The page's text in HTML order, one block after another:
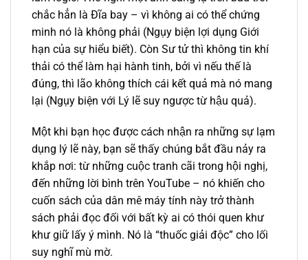
chắc hẳn là Đĩa bay – vì không ai có thể chứng
minh nó là không phải (Ngụy biện lợi dụng Giới
hạn của sự hiểu biết). Còn Sư tử thì không tin khí
thải có thể làm hại hành tinh, bởi vì nếu thế là
đúng, thì lão không thích cái kết quả mà nó mang
lại (Ngụy biện với Lý lẽ suy ngược từ hậu quả).
Một khi bạn học được cách nhận ra những sự lạm
dụng lý lẽ này, bạn sẽ thấy chúng bắt đầu nảy ra
khắp nơi: từ những cuộc tranh cãi trong hội nghị,
đến những lời bình trên YouTube – nó khiến cho
cuốn sách của dân mê máy tính này trở thành
sách phải đọc đối với bất kỳ ai có thói quen khư
khư giữ lấy ý mình. Nó là “thuốc giải độc” cho lối
suy nghĩ mù mờ.